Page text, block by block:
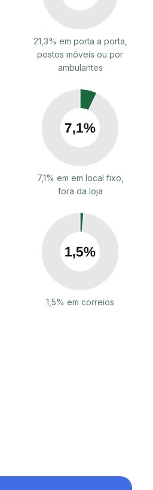
21,3% em porta a porta,
postos móveis ou por
ambulantes
7,1% em em local fixo,
fora da loja
1,5% em correios